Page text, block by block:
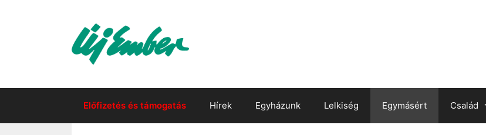
Előfizetés és támogatás Hírek Egyházunk Lelkiség Egymásért Család